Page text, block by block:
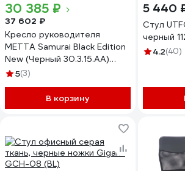
30 385 ₽
37 602 ₽
Кресло руководителя
МЕТТА Samurai Black Edition
New (Черный 30.3.15.AA)
z30.3.15.AA
5(3)
В корзину
5 440
Стул
черный
4.2(40)